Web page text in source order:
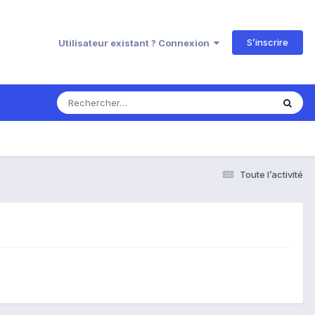
Utilisateur existant ? Connexion S’inscrire
Toute l’activité